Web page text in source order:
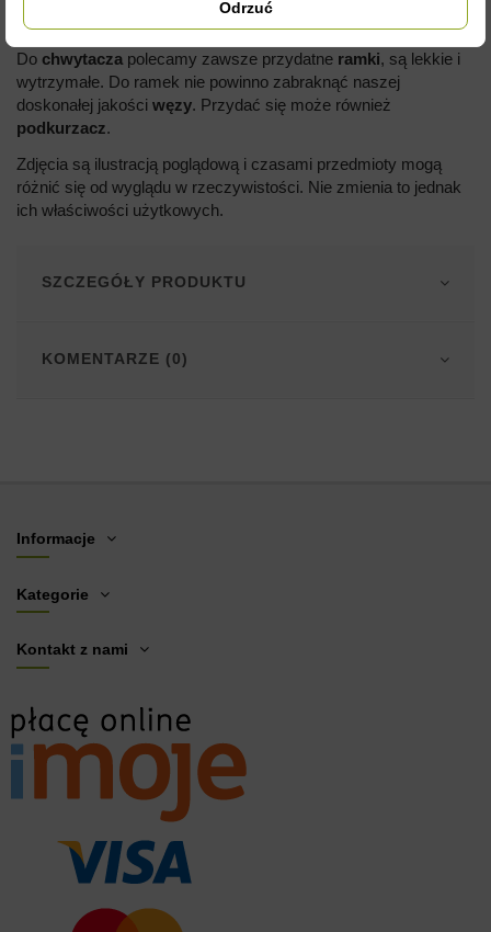
CHWYTACZ DO RAMEK - METALOWY
Do chwytacza polecamy zawsze przydatne ramki, są lekkie i
wytrzymałe. Do ramek nie powinno zabraknąć naszej
doskonałej jakości węzy. Przydać się może również
podkurzacz.
Zdjęcia są ilustracją poglądową i czasami przedmioty mogą
różnić się od wyglądu w rzeczywistości. Nie zmienia to jednak
ich właściwości użytkowych.
SZCZEGÓŁY PRODUKTU
KOMENTARZE (0)
Informacje
Kategorie
Kontakt z nami
Odrzuć